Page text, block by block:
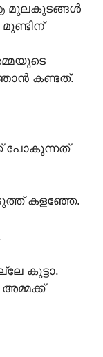
മുലകുടങ്ങൾ
മുണ്ടിന്
കണ്ടത്.
പോകുന്നത്
കളഞ്ഞേ.
കുട്ടാ.